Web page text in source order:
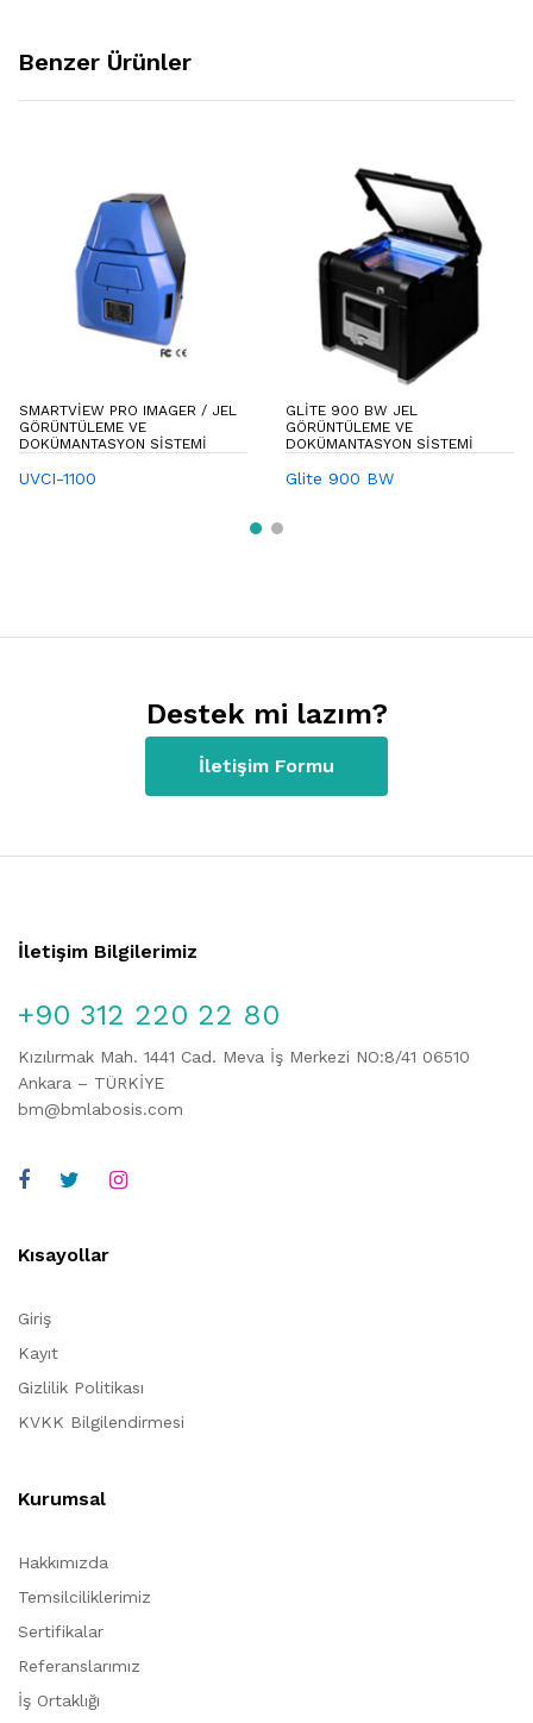
Benzer Ürünler
SMARTVIEW PRO IMAGER / JEL
GÖRÜNTÜLEME VE
DOKÜMANTASYON SISTEMI
UVCI-1100
GLITE 900 BW JEL
GÖRÜNTÜLEME VE
DOKÜMANTASYON SISTEMI
Glite 900 BW
Destek mi lazım?
İletişim Formu
İletişim Bilgilerimiz
+90 312 220 22 80
Kızılırmak Mah. 1441 Cad. Meva İş Merkezi NO:8/41 06510
Ankara – TÜRKİYE
bm@bmlabosis.com
Kısayollar
Giriş
Kayıt
Gizlilik Politikası
KVKK Bilgilendirmesi
Kurumsal
Hakkımızda
Temsilciliklerimiz
Sertifikalar
Referanslarımız
İş Ortaklığı